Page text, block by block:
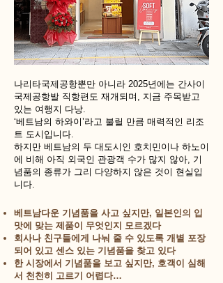
나리타국제공항뿐만 아니라 2025년에는 간사이
국제공항발 직항편도 재개되며, 지금 주목받고
있는 여행지 다낭.
‘베트남의 하와이’라고 불릴 만큼 매력적인 리조
트 도시입니다.
하지만 베트남의 두 대도시인 호치민이나 하노이
에 비해 아직 외국인 관광객 수가 많지 않아, 기
념품의 종류가 그리 다양하지 않은 것이 현실입
니다.
베트남다운 기념품을 사고 싶지만, 일본인의 입
맛에 맞는 제품이 무엇인지 모르겠다
회사나 친구들에게 나눠 줄 수 있도록 개별 포장
되어 있고 센스 있는 기념품을 찾고 있다
한 시장에서 기념품을 보고 싶지만, 호객이 심해
서 천천히 고르기 어렵다…